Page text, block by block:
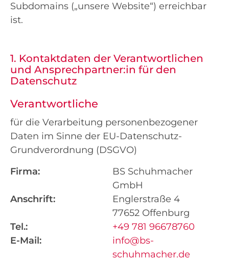
Subdomains („unsere Website“) erreichbar
ist.
1. Kontaktdaten der Verantwortlichen
und Ansprechpartner:in für den
Datenschutz
Verantwortliche
für die Verarbeitung personenbezogener
Daten im Sinne der EU-Datenschutz-
Grundverordnung (DSGVO)
Firma:
BS Schuhmacher
GmbH
Anschrift:
Englerstraße 4
77652 Offenburg
Tel.:
+49 781 96678760
E-Mail:
info@bs-
schuhmacher.de